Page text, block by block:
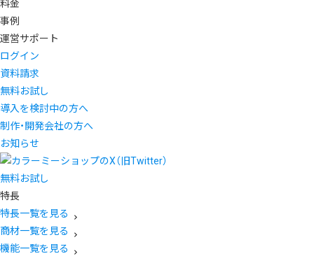
料金
事例
運営サポート
ログイン
資料請求
無料お試し
導入を検討中の方へ
制作・開発会社の方へ
お知らせ
無料お試し
特長
特長一覧を見る
商材一覧を見る
機能一覧を見る